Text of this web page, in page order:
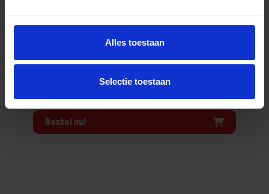
Alles toestaan
Selectie toestaan
€ 34,48 incl. BTW
Prijs per 1 Stuk
- +
Bestel nu!